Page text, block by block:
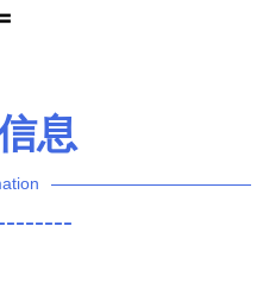
〓
息